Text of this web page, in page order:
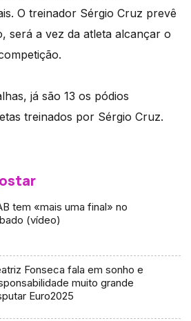
O treinador Sérgio Cruz prevê
será a vez da atleta alcançar o
já são 13 os pódios
treinados por Sérgio Cruz.
tem «mais uma final» no
(vídeo)
Fonseca fala em sonho e
muito grande
Euro2025